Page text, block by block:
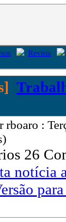
Revista
rboaro :
26